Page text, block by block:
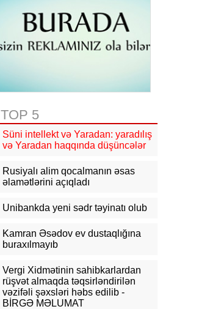
İlham Əliyevə zəng edib
12:27 Bazar günü Azərbaycanda 40
dərəcə isti olacaq
11:17 Rusiyadan Ermənistana
Azərbaycandan keçməklə 15 vaqon
buğda, 10 vaqon daş kömür
10:54 KİV: Ukrayna Qazaxıstan
neftini daşıyan tankerləri hədəfə
İranla müharibədən çıxış yolu axtarır
vaxtlarda TRIPP layihəsinin praktiki
icrasına başlayacağıq
10:15 Paşinyan: Ermənistanla
TOP 5
Süni intellekt və Yaradan: yaradılış
və Yaradan haqqında düşüncələr
Rusiyalı alim qocalmanın əsas
əlamətlərini açıqladı
Unibankda yeni sədr təyinatı olub
Kamran Əsədov ev dustaqlığına
buraxılmayıb
Vergi Xidmətinin sahibkarlardan
rüşvət almaqda təqsirləndirilən
vəzifəli şəxsləri həbs edilib -
BİRGƏ MƏLUMAT